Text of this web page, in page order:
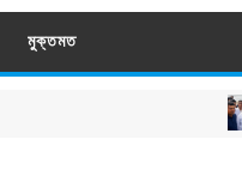
মুক্তমত
চট্টগ্রাম